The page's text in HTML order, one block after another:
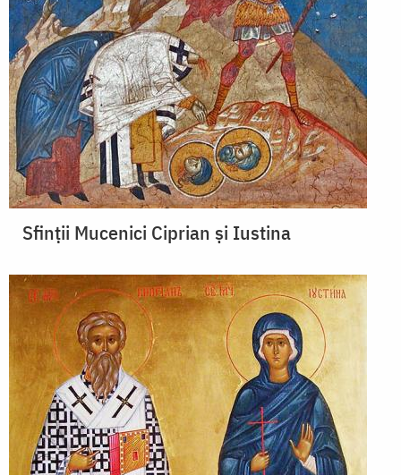
Sfinții Mucenici Ciprian și Iustina